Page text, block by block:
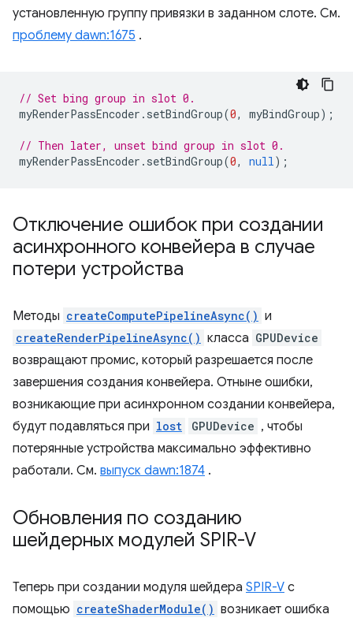
установленную группу привязки в заданном слоте. См.
проблему dawn:1675 .
// Set bing group in slot 0.
myRenderPassEncoder . setBindGroup(0, myBindGroup);
// Then later, unset bind group in slot 0.
myRenderPassEncoder . setBindGroup(0, null);
Отключение ошибок при создании
асинхронного конвейера в случае
потери устройства
Методы createComputePipelineAsync() и
createRenderPipelineAsync() класса GPUDevice
возвращают промис, который разрешается после
завершения создания конвейера. Отныне ошибки,
возникающие при асинхронном создании конвейера,
будут подавляться при lost GPUDevice , чтобы
потерянные устройства максимально эффективно
работали. См. выпуск dawn:1874 .
Обновления по созданию
шейдерных модулей SPIR-V
Теперь при создании модуля шейдера SPIR-V с
помощью createShaderModule() возникает ошибка